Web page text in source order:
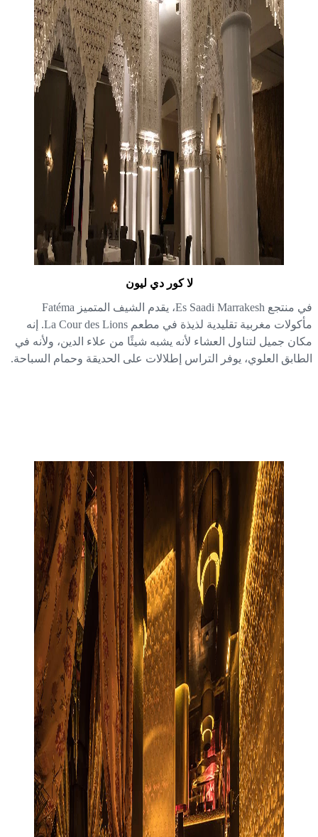
لا كور دي ليون
في منتجع Es Saadi Marrakesh، يقدم الشيف المتميز Fatéma
مأكولات مغربية تقليدية لذيذة في مطعم La Cour des Lions. إنه
جميل لتناول العشاء لأنه يشبه شيئًا من علاء الدين، ولأنه في
العلوي، يوفر التراس إطلالات على الحديقة وحمام السباحة.